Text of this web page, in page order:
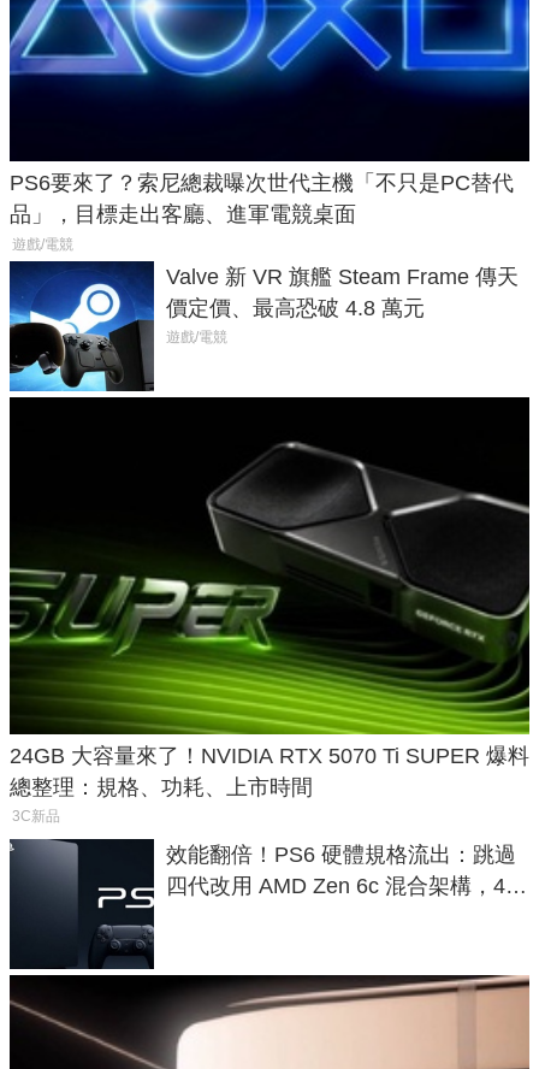
PS6要來了？索尼總裁曝次世代主機「不只是PC替代
品」，目標走出客廳、進軍電競桌面
遊戲/電競
Valve 新 VR 旗艦 Steam Frame 傳天
價定價、最高恐破 4.8 萬元
遊戲/電競
24GB 大容量來了！NVIDIA RTX 5070 Ti SUPER 爆料
總整理：規格、功耗、上市時間
3C新品
效能翻倍！PS6 硬體規格流出：跳過
四代改用 AMD Zen 6c 混合架構，4K